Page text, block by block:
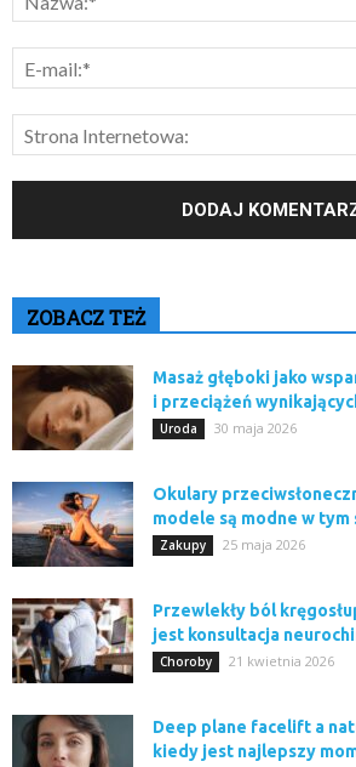
ZOBACZ TEŻ
Masaż głęboki jako
i przeciążeń
Uroda 30 maja 2026
Okulary
modele są modne w tym
Zakupy 25 maja 2026
Przewlekły ból
jest konsultacja
Choroby 21 kwietnia 2026
Deep plane facelift a
kiedy jest najlepszy